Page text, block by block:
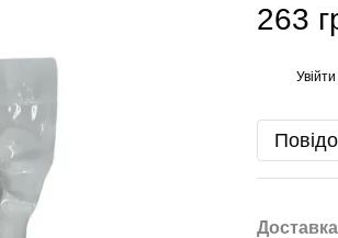
263
Увійти
Доставка